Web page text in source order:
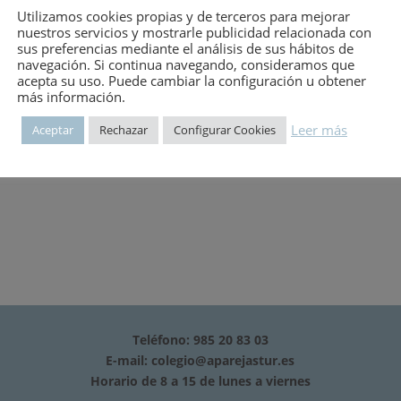
A CONTINUACION:AÑO 1998: – Nº 234 – 2º
– 2º trimestre (2). – Nº 247 – 3º trimestre (3). – Nº 248 – 4º
253 – 1º trimestre (1). – Nº 254 – 2º trimestre (2). – Nº 255 – 3º
– 3º trimestre (3).
Teléfono: 985 20 83 03
E-mail: colegio@aparejastur.es
Horario de 8 a 15 de lunes a viernes
Utilizamos cookies propias y de terceros para mejorar
nuestros servicios y mostrarle publicidad relacionada con
sus preferencias mediante el análisis de sus hábitos de
navegación. Si continua navegando, consideramos que
acepta su uso. Puede cambiar la configuración u obtener
más información.
Aceptar Rechazar Configurar Cookies Leer más